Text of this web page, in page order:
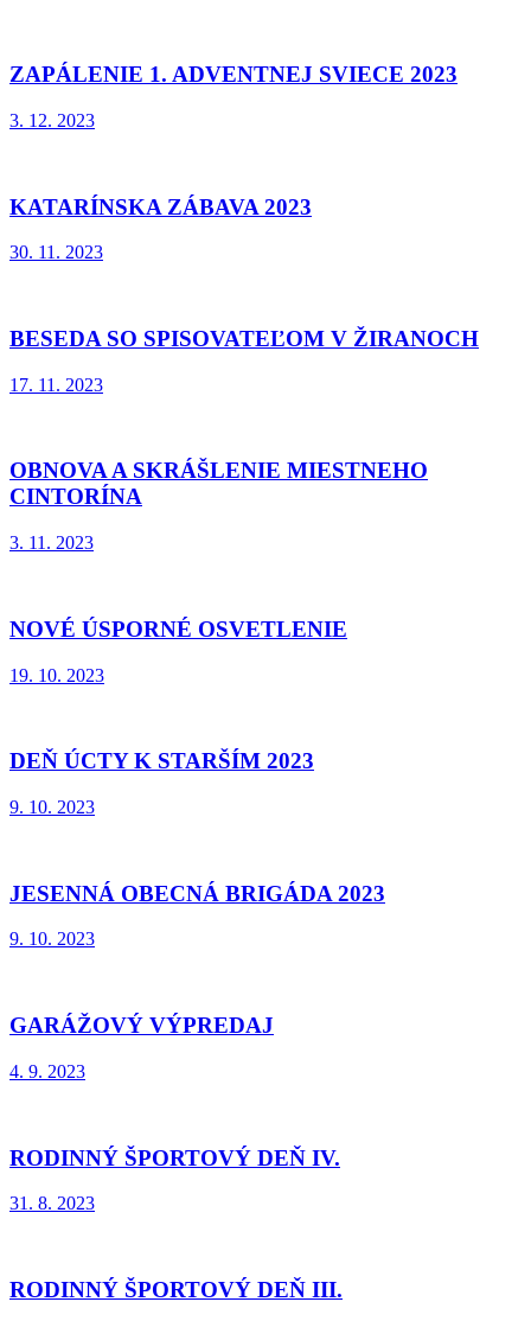
ZAPÁLENIE 1. ADVENTNEJ SVIECE 2023
3. 12. 2023
KATARÍNSKA ZÁBAVA 2023
30. 11. 2023
BESEDA SO SPISOVATEĽOM V ŽIRANOCH
17. 11. 2023
OBNOVA A SKRÁŠLENIE MIESTNEHO
CINTORÍNA
3. 11. 2023
NOVÉ ÚSPORNÉ OSVETLENIE
19. 10. 2023
DEŇ ÚCTY K STARŠÍM 2023
9. 10. 2023
JESENNÁ OBECNÁ BRIGÁDA 2023
9. 10. 2023
GARÁŽOVÝ VÝPREDAJ
4. 9. 2023
RODINNÝ ŠPORTOVÝ DEŇ IV.
31. 8. 2023
RODINNÝ ŠPORTOVÝ DEŇ III.